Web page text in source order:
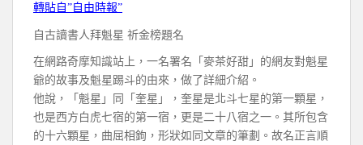
轉貼自”自由時報”
自古讀書人拜魁星 祈金榜題名
在網路奇摩知識站上，一名署名「麥茶好甜」的網友對魁星
爺的故事及魁星踢斗的由來，做了詳細介紹。
他說，「魁星」同「奎星」，奎星是北斗七星的第一顆星，
也是西方白虎七宿的第一宿，更是二十八宿之一。其所包含
的十六顆星，曲屈相鉤，形狀如同文章的筆劃。故名正言順